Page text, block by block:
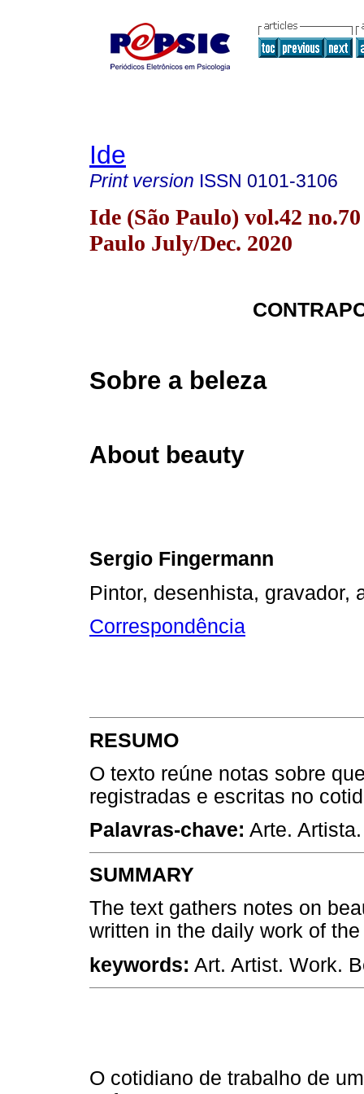
Ide
Print version ISSN 0101-3106
Ide (São Paulo) vol.42 no.70
Paulo July/Dec. 2020
Sobre a beleza
About beauty
Sergio Fingermann
Pintor, desenhista, gravador,
Correspondência
RESUMO
O texto reúne notas sobre
registradas e escritas no
Palavras-chave: Arte.
SUMMARY
The text gathers notes on
written in the daily work of
keywords: Art. Artist. Work.
O cotidiano de trabalho de